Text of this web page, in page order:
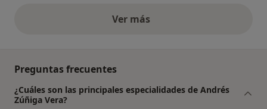
Ver másopiniones anteriores
Preguntas frecuentes
¿Cuáles son las principales especialidades de Andrés
Zúñiga Vera?